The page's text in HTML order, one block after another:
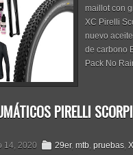
maillot con
XC Pirelli
nuevo
de carbono
Pack No
PIRELLI
14, 2020 29er, mtb, pruebas,